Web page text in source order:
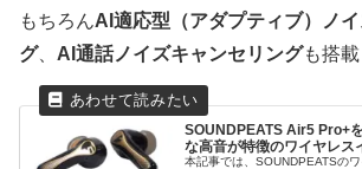
もちろんAI適応型（アダプティブ）ノ
グ、 AI通話ノイズキャンセリングも搭載
SOUNDPEATS Air5 Pro+
な高音が特徴のワイヤレス
本記事では、SOUNDPEATSの